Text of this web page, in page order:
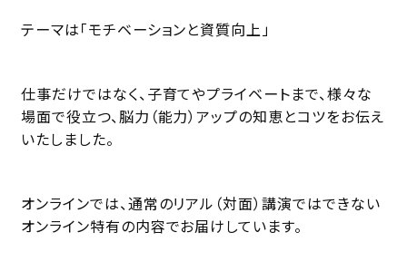
テーマは「モチベーションと資質向上」
仕事だけではなく、子育てやプライベートまで、様々な
場面で役立つ、脳力（能力）アップの知恵とコツをお伝え
いたしました。
オンラインでは、通常のリアル（対面）講演ではできない
オンライン特有の内容でお届けしています。